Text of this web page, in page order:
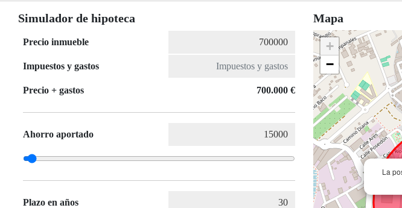
Simulador de hipoteca
Precio inmueble
Impuestos y gastos
Precio + gastos 700.000 €
Ahorro aportado
Plazo en años
Mapa
La
+
−